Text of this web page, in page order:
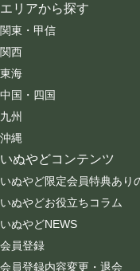
エリアから探す
関東・甲信
関西
東海
中国・四国
九州
沖縄
いぬやどコンテンツ
いぬやど限定会員特典あり
いぬやどお役立ちコラム
いぬやどNEWS
会員登録
会員登録内容変更・退会